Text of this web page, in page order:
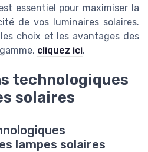
essentiel pour maximiser la
de vos luminaires solaires.
choix et les avantages des
cliquez ici.
technologiques
solaires
lampes solaires